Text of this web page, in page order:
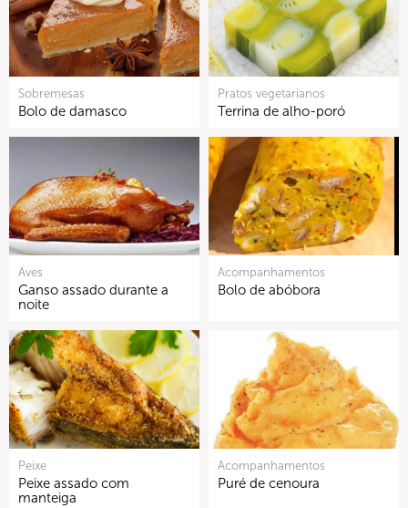
Sobremesas
Bolo de damasco
Pratos vegetarianos
Terrina de alho-poró
Aves
Ganso assado durante a
noite
Acompanhamentos
Bolo de abóbora
Peixe
Peixe assado com
manteiga
Acompanhamentos
Puré de cenoura